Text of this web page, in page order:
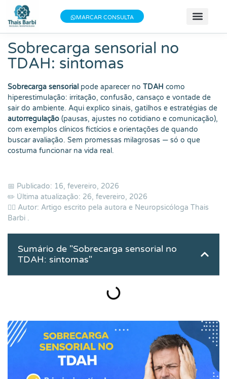
Baixe meu E-book gratuito "3 Técnicas do
Bem-estar"!
Baixe aqui
MARCAR CONSULTA
Sobrecarga sensorial no
TDAH: sintomas
Sobrecarga sensorial pode aparecer no TDAH como
hiperestimulação: irritação, confusão, cansaço e vontade de
sair do ambiente. Aqui explico sinais, gatilhos e estratégias de
autorregulação (pausas, ajustes no cotidiano e comunicação),
com exemplos clínicos fictícios e orientações de quando
buscar avaliação. Sem promessas milagrosas — só o que
costuma funcionar na vida real.
📅 Publicado: 16, fevereiro, 2026
✏️ Última atualização: 26, fevereiro, 2026
👨‍⚕️ Autor: Artigo escrito pela autora e Neuropsicóloga Thais
Barbi .
Sumário de "Sobrecarga sensorial no
TDAH: sintomas"